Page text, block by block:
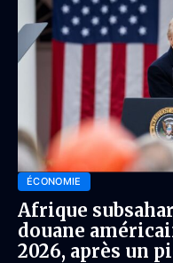
ÉCONOMIE
Afrique
douane
2026, après un